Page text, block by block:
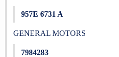
957E 6731 A
GENERAL MOTORS
7984283